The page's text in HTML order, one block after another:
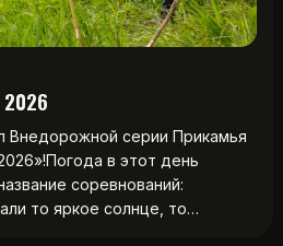
Внедорожной серии Прикамья
в этот день
соревнований:
то яркое солнце, то…